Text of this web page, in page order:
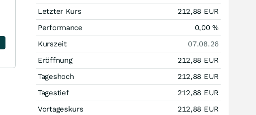
Letzter Kurs
212,88 EUR
Performance
0,00%
Kurszeit
07.08.26
Eröffnung
212,88 EUR
Tageshoch
212,88 EUR
Tagestief
212,88 EUR
Vortageskurs
212,88 EUR